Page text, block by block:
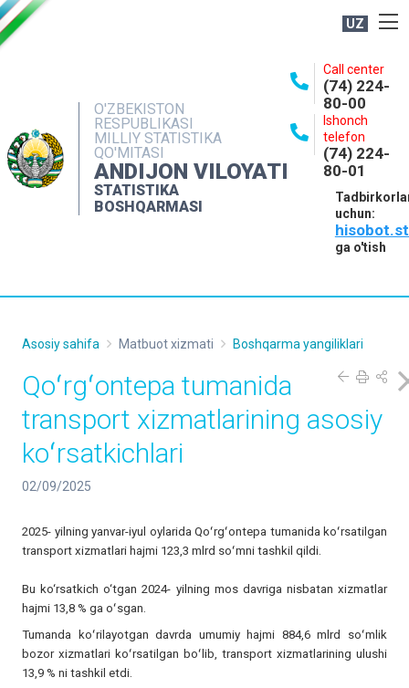
UZ
O'ZBEKISTON
RESPUBLIKASI
MILLIY STATISTIKA
QO'MITASI
ANDIJON VILOYATI
STATISTIKA
BOSHQARMASI
Call center
(74) 224-
80-00
Ishonch
telefon
(74) 224-
80-01
uchun:
ga o'tish
NASHRLAR
INTERAKTIV XIZMATLAR
MATBUOT XIZMATI
MUROJAATLAR
Asosiy sahifa Matbuot xizmati Boshqarma yangiliklari
Qoʻrgʻontepa tumanida
transport xizmatlarining asosiy
koʻrsatkichlari
02/09/2025
2025- yilning yanvar-iyul oylarida Qoʻrgʻontepa tumanida koʻrsatilgan
transport xizmatlari hajmi 123,3 mlrd soʻmni tashkil qildi.
Bu ko‘rsatkich o‘tgan 2024- yilning mos davriga nisbatan xizmatlar
hajmi 13,8 % ga oʻsgan.
Tumanda koʻrilayotgan davrda umumiy hajmi 884,6 mlrd soʻmlik
bozor xizmatlari koʻrsatilgan boʻlib, transport xizmatlarining ulushi
13,9 % ni tashkil etdi.